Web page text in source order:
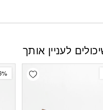
לעניין אותך
wishlist
46%